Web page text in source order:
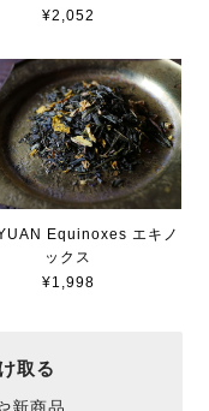
¥2,052
Equinoxes エキノ
ックス
¥1,998
取る